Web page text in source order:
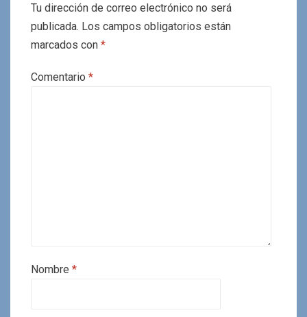
Tu dirección de correo electrónico no será
publicada. Los campos obligatorios están
marcados con *
Comentario *
Nombre *